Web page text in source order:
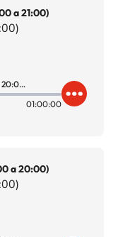
a 21:00)
Del 40 al 1 (19/07/2026 - Tramo de 20:00 a 21:00)
01:00:00
a 20:00)